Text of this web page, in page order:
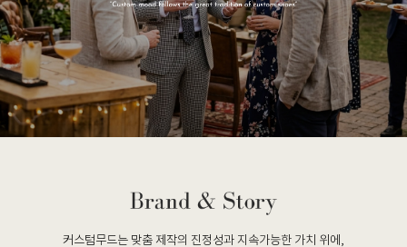
커스텀무드는 맞춤 제작의 진정성과 지속가능한 가치 위에,